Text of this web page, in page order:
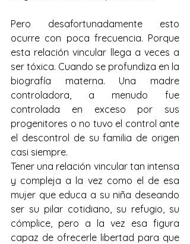
Pero desafortunadamente esto
ocurre con poca frecuencia. Porque
esta relación vincular llega a veces a
ser tóxica. Cuando se profundiza en la
biografía materna. Una madre
controladora, a menudo fue
controlada en exceso por sus
progenitores o no tuvo el control ante
el descontrol de su familia de origen
casi siempre.
Tener una relación vincular tan intensa
y compleja a la vez como el de esa
mujer que educa a su niña deseando
ser su pilar cotidiano, su refugio, su
cómplice, pero a la vez esa figura
capaz de ofrecerle libertad para que